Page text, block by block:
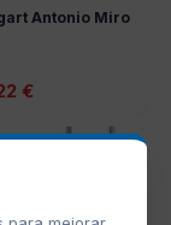
Antonio Miro
€